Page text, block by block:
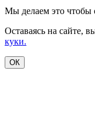
Мы делаем это чтобы
Оставаясь на сайте,
куки.
ОК